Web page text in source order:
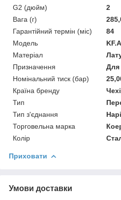
G2 (дюйм)
2
Вага (г)
Гарантійний термін (міс)
84
Мoдель
Матеріал
Призначення
Для
Номінальний тиск (бар)
Країна бренду
Тип
Тип з'єднання
Торговельна марка
Колір
Приховати
Умови доставки